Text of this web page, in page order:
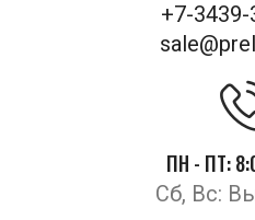
+7-
ПН - ПТ:
Сб, Вс: